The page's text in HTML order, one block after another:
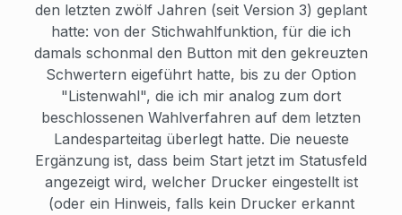
den letzten zwölf Jahren (seit Version 3) geplant
hatte: von der Stichwahlfunktion, für die ich
damals schonmal den Button mit den gekreuzten
Schwertern eigeführt hatte, bis zu der Option
"Listenwahl", die ich mir analog zum dort
beschlossenen Wahlverfahren auf dem letzten
Landesparteitag überlegt hatte. Die neueste
Ergänzung ist, dass beim Start jetzt im Statusfeld
angezeigt wird, welcher Drucker eingestellt ist
(oder ein Hinweis, falls kein Drucker erkannt